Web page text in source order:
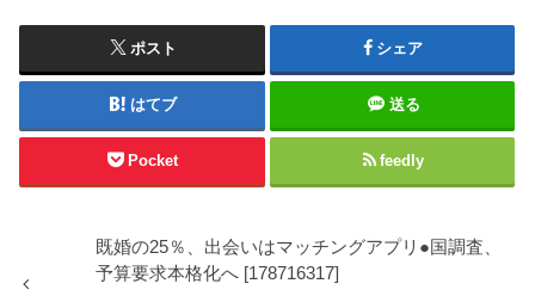
ポスト シェア
はてブ 送る
Pocket feedly
既婚の25％、出会いはマッチングアプリ●国調査、
予算要求本格化へ [178716317]